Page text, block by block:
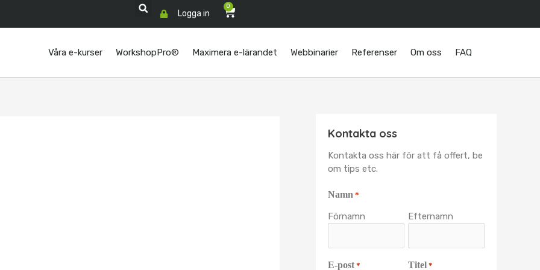
Logga in
0
Varukorg
Våra e-kurser WorkshopPro® Maximera e-lärandet Webbinarier Referenser Om oss FAQ
Kontakta oss
Kontakta oss här för att få offert, be
om tips etc.
Namn *
Förnamn Efternamn
E-post * Titel *